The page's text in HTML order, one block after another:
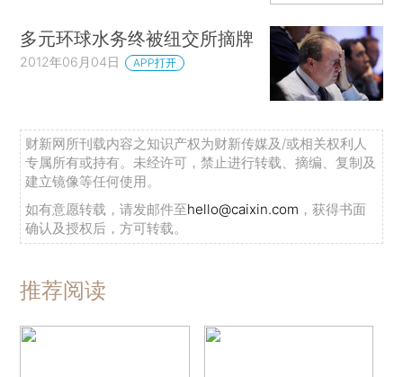
多元环球水务终被纽交所摘牌
2012年06月04日 APP打开
财新网所刊载内容之知识产权为财新传媒及/或相关权利人
专属所有或持有。未经许可，禁止进行转载、摘编、复制及
建立镜像等任何使用。
如有意愿转载，请发邮件至hello@caixin.com ，获得书面
确认及授权后，方可转载。
推荐阅读